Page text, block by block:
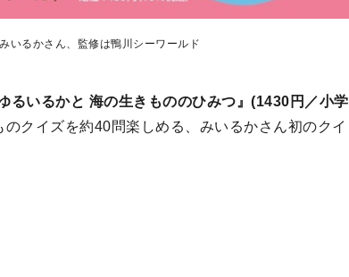
いるかさん、監修は鴨川シーワールド
ゆるいるかと 海の生きもののひみつ』(1430円／小学
クイズを約40問楽しめる、みいるかさん初のクイ